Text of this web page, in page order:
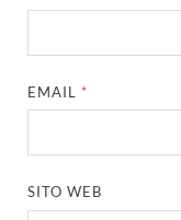
EMAIL *
SITO WEB